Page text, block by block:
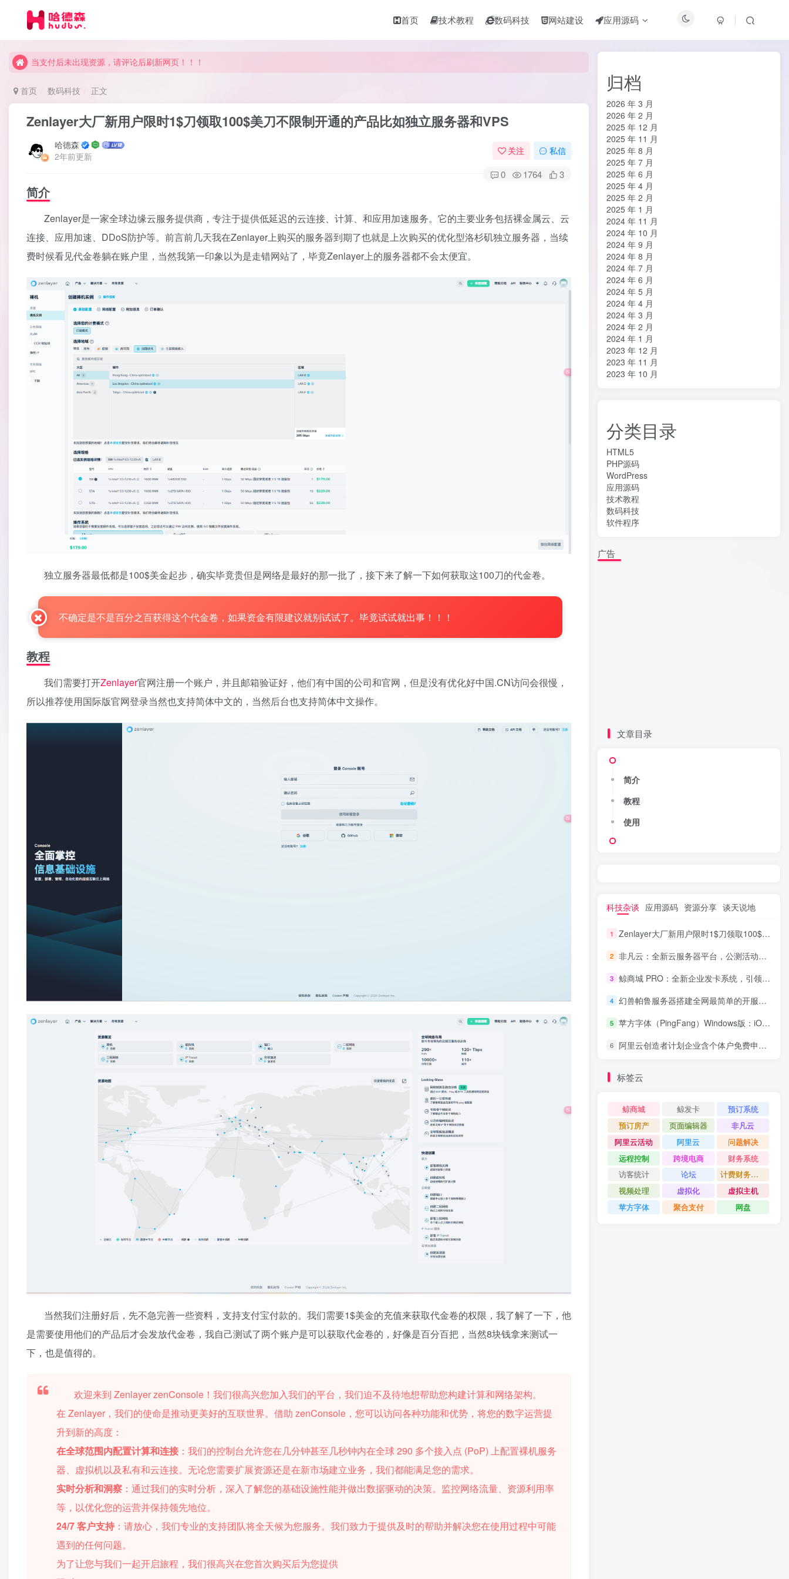
首页 技术教程 数码科技 网站建设 应用源码
当支付后未出现资源，请评论后刷新网页！！！
当支付后未出现资源，请评论后刷新网页！！！
当支付后未出现资源，请评论后刷新网页！！！
首页 数码科技 正文
Zenlayer大厂新用户限时1$刀领取100$美刀不限制开通的产品比如独立服务器和VPS
哈德森
2年前更新
关注 私信
0 1764 3
简介
Zenlayer是一家全球边缘云服务提供商，专注于提供低延迟的云连接、计算、和应用加速服务。它的主要业务包括裸金属云、云
连接、应用加速、DDoS防护等。前言前几天我在Zenlayer上购买的服务器到期了也就是上次购买的优化型洛杉矶独立服务器，当续
费时候看见代金卷躺在账户里，当然我第一印象以为是走错网站了，毕竟Zenlayer上的服务器都不会太便宜。
独立服务器最低都是100$美金起步，确实毕竟贵但是网络是最好的那一批了，接下来了解一下如何获取这100刀的代金卷。
不确定是不是百分之百获得这个代金卷，如果资金有限建议就别试试了。毕竟试试就出事！！！
教程
我们需要打开Zenlayer官网注册一个账户，并且邮箱验证好，他们有中国的公司和官网，但是没有优化好中国.CN访问会很慢，
所以推荐使用国际版官网登录当然也支持简体中文的，当然后台也支持简体中文操作。
当然我们注册好后，先不急完善一些资料，支持支付宝付款的。我们需要1$美金的充值来获取代金卷的权限，我了解了一下，他
是需要使用他们的产品后才会发放代金卷，我自己测试了两个账户是可以获取代金卷的，好像是百分百把，当然8块钱拿来测试一
下，也是值得的。
欢迎来到 Zenlayer zenConsole！我们很高兴您加入我们的平台，我们迫不及待地想帮助您构建计算和网络架构。
在 Zenlayer，我们的使命是推动更美好的互联世界。借助 zenConsole，您可以访问各种功能和优势，将您的数字运营提
升到新的高度：
在全球范围内配置计算和连接 ：我们的控制台允许您在几分钟甚至几秒钟内在全球 290 多个接入点 (PoP) 上配置裸机服务
器、虚拟机以及私有和云连接。无论您需要扩展资源还是在新市场建立业务，我们都能满足您的需求。
实时分析和洞察 ：通过我们的实时分析，深入了解您的基础设施性能并做出数据驱动的决策。监控网络流量、资源利用率
等，以优化您的运营并保持领先地位。
24/7 客户支持 ：请放心，我们专业的支持团队将全天候为您服务。我们致力于提供及时的帮助并解决您在使用过程中可能
遇到的任何问题。
为了让您与我们一起开启旅程，我们很高兴在您首次购买后为您提供
归档
2026 年 3 月
2026 年 2 月
2025 年 12 月
2025 年 11 月
2025 年 8 月
2025 年 7 月
2025 年 6 月
2025 年 4 月
2025 年 2 月
2025 年 1 月
2024 年 11 月
2024 年 10 月
2024 年 9 月
2024 年 8 月
2024 年 7 月
2024 年 6 月
2024 年 5 月
2024 年 4 月
2024 年 3 月
2024 年 2 月
2024 年 1 月
2023 年 12 月
2023 年 11 月
2023 年 10 月
分类目录
HTML5
PHP源码
WordPress
应用源码
技术教程
数码科技
软件程序
广告
文章目录
简介
教程
使用
科技杂谈 应用源码 资源分享 谈天说地
1 Zenlayer大厂新用户限时1$刀领取100$美刀不限制开通的产品比如独立服务器和VPS
2 非凡云：全新云服务器平台，公测活动盛大开启+注册即送免费洛杉矶服务器
3 鲸商城 PRO：全新企业发卡系统，引领数字商业新潮流
4 幻兽帕鲁服务器搭建全网最简单的开服windows系统
5 苹方字体（PingFang）Windows版：iOS官方字体，包含6种字重，简繁港文全面优化
6 阿里云创造者计划企业含个体户免费申请3500元无门槛代金劵
标签云
鲸商城 鲸发卡
预订系统
预订房产
页面编辑器
非凡云
阿里云活动
阿里云
问题解决
远程控制
跨境电商
财务系统
访客统计
论坛
计费财务系统
视频处理
虚拟化
虚拟主机
苹方字体
聚合支付 网盘